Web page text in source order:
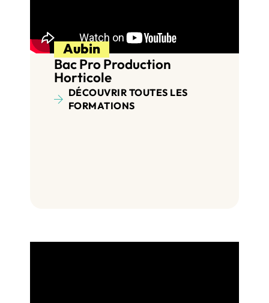
Aubin
Bac Pro Production
Horticole
DÉCOUVRIR TOUTES LES
FORMATIONS